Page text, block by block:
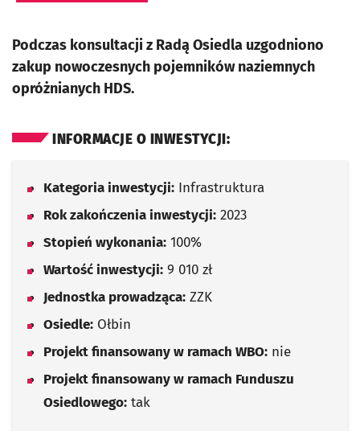
Podczas konsultacji z Radą Osiedla uzgodniono
zakup nowoczesnych pojemników naziemnych
opróżnianych HDS.
INFORMACJE O INWESTYCJI:
Kategoria inwestycji: Infrastruktura
Rok zakończenia inwestycji: 2023
Stopień wykonania: 100%
Wartość inwestycji: 9 010 zł
Jednostka prowadząca: ZZK
Osiedle: Ołbin
Projekt finansowany w ramach WBO: nie
Projekt finansowany w ramach Funduszu
Osiedlowego: tak